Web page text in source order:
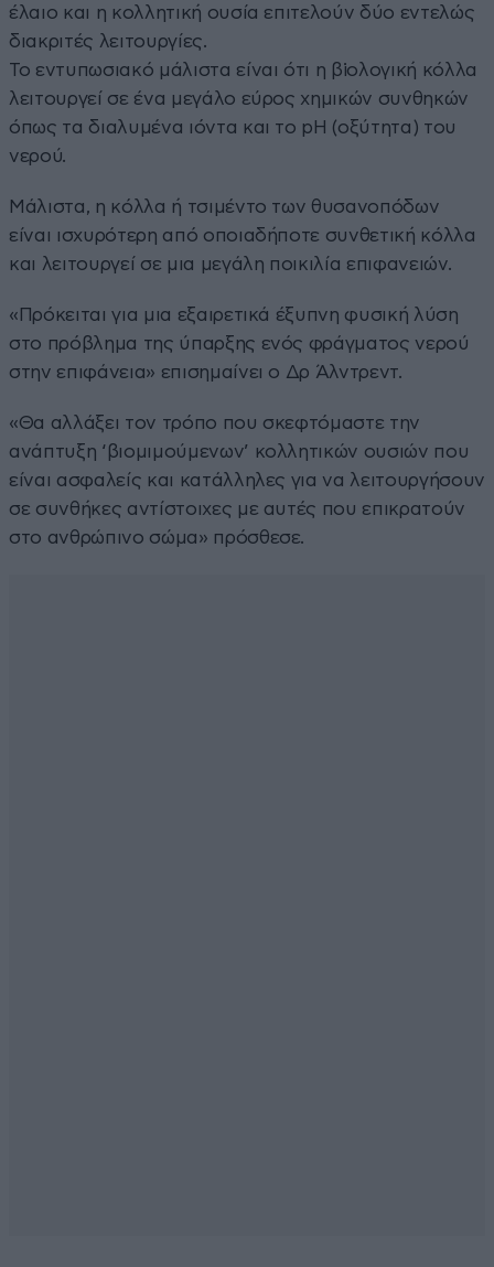
έλαιο και η κολλητική ουσία επιτελούν δύο εντελώς
διακριτές λειτουργίες.
Το εντυπωσιακό μάλιστα είναι ότι η βiολογική κόλλα
λειτουργεί σε ένα μεγάλο εύρος χημικών συνθηκών
όπως τα διαλυμένα ιόντα και το pH (οξύτητα) του
νερού.
Μάλιστα, η κόλλα ή τσιμέντο των θυσανοπόδων
είναι ισχυρότερη από οποιαδήποτε συνθετική κόλλα
και λειτουργεί σε μια μεγάλη ποικιλία επιφανειών.
«Πρόκειται για μια εξαιρετικά έξυπνη φυσική λύση
στο πρόβλημα της ύπαρξης ενός φράγματος νερού
στην επιφάνεια» επισημαίνει ο Δρ Άλντρεντ.
«Θα αλλάξει τον τρόπο που σκεφτόμαστε την
ανάπτυξη ‘βιομιμούμενων’ κολλητικών ουσιών που
είναι ασφαλείς και κατάλληλες για να λειτουργήσουν
σε συνθήκες αντίστοιχες με αυτές που επικρατούν
στο ανθρώπινο σώμα» πρόσθεσε.